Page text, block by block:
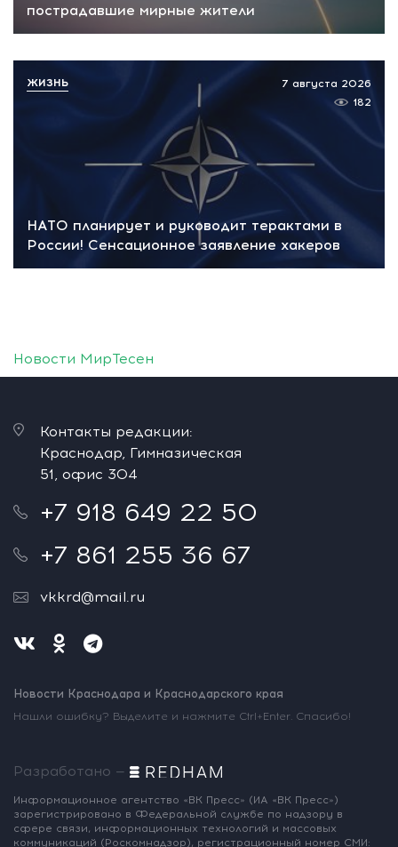
пострадавшие мирные жители
НАТО планирует и руководит терактами в
России! Сенсационное заявление хакеров
7 августа 2026
182
ЖИЗНЬ
Новости МирТесен
Контакты редакции:
Краснодар, Гимназическая
51, офис 304
+7 918 649 22 50
+7 861 255 36 67
vkkrd@mail.ru
Новости Краснодара и Краснодарского края
Нашли ошибку? Выделите и нажмите Ctrl+Enter. Спасибо!
Разработано —
Информационное агентство «ВК Пресс» (ИА «ВК Пресс»)
зарегистрировано в Федеральной службе по надзору в
сфере связи, информационных технологий и массовых
коммуникаций (Роскомнадзор), регистрационный номер СМИ: